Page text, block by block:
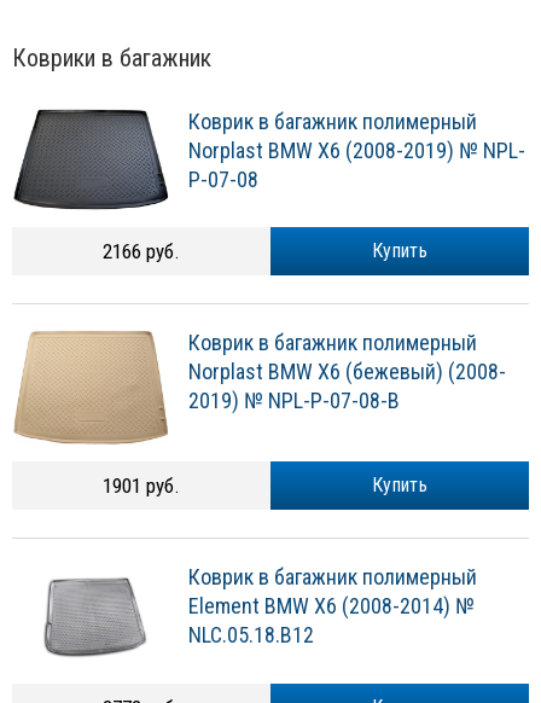
Коврики в багажник
Коврик в багажник полимерный
Norplast BMW X6 (2008-2019) № NPL-
P-07-08
Купить
2166 руб.
Коврик в багажник полимерный
Norplast BMW X6 (бежевый) (2008-
2019) № NPL-P-07-08-B
Купить
1901 руб.
Коврик в багажник полимерный
Element BMW X6 (2008-2014) №
NLC.05.18.B12